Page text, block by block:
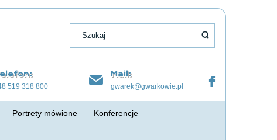
519 318 800
Mail:
gwarek@gwarkowie.pl
Portrety mówione Konferencje